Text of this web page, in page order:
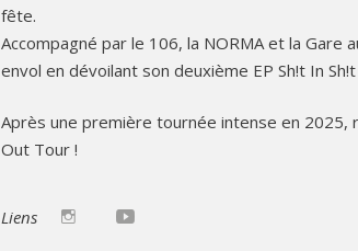
fête.
Accompagné par le 106, la NORMA et la
envol en dévoilant son deuxième EP Sh!t In
Après une première tournée intense en
Out Tour !
Liens